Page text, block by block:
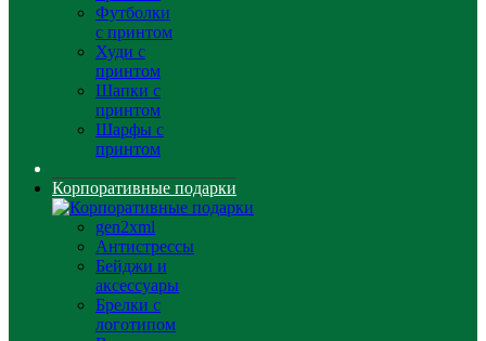
Футболки
с принтом
Худи с
принтом
Шапки с
принтом
Шарфы с
принтом
Корпоративные подарки
gen2xml
Антистрессы
Бейджи и
аксессуары
Брелки с
логотипом